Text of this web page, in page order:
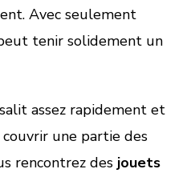
Avec seulement
tenir solidement un
assez rapidement et
une partie des
rencontrez des jouets